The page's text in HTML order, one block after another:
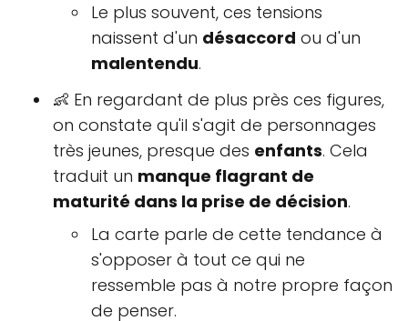
Le plus souvent, ces tensions
naissent d'un désaccord ou d'un
malentendu.
👶 En regardant de plus près ces figures,
on constate qu'il s'agit de personnages
très jeunes, presque des enfants. Cela
traduit un manque flagrant de
maturité dans la prise de décision.
La carte parle de cette tendance à
s'opposer à tout ce qui ne
ressemble pas à notre propre façon
de penser.